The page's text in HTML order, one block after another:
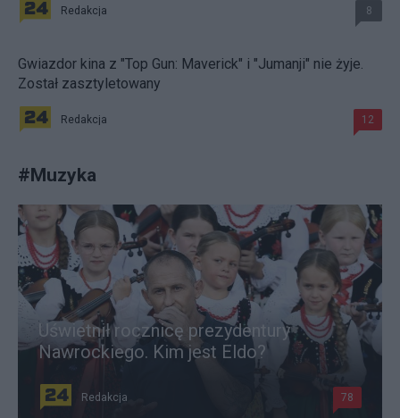
Redakcja 8
Gwiazdor kina z "Top Gun: Maverick" i "Jumanji" nie żyje.
Został zasztyletowany
Redakcja 12
#Muzyka
Uświetnił rocznicę prezydentury
Nawrockiego. Kim jest Eldo?
Redakcja 78